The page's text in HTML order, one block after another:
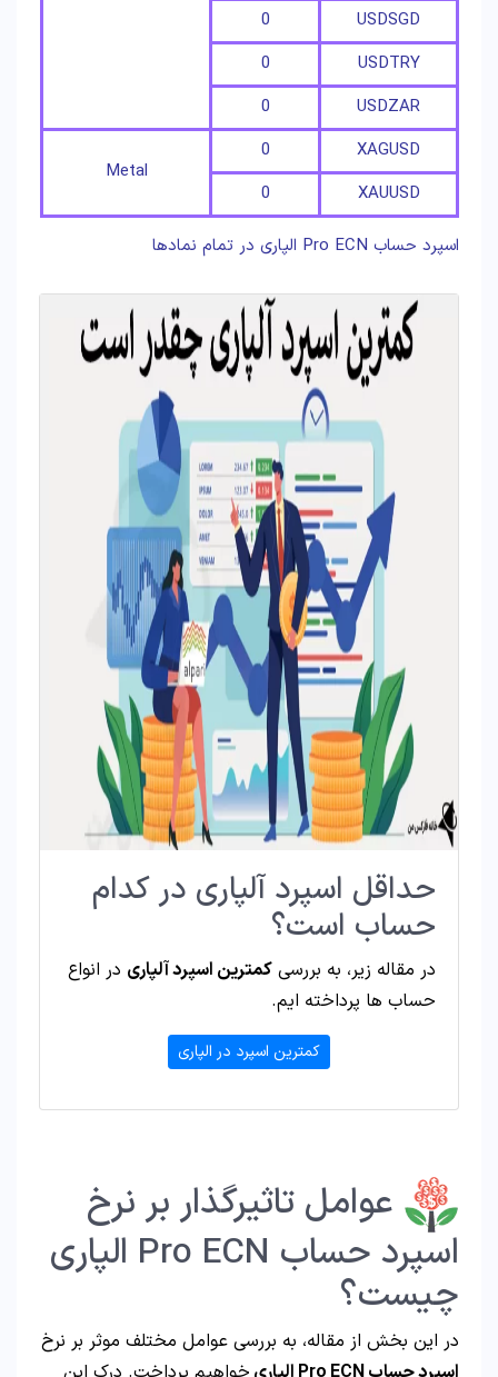
اسپرد حساب Pro ECN الپاری در تمام نمادها
USDSGD
0
USDTRY
0
USDZAR
0
XAGUSD
0
Metal
XAUUSD
0
حداقل اسپرد آلپاری در کدام
حساب است؟
در مقاله زیر، به بررسی کمترین اسپرد آلپاری در انواع
حساب ها پرداخته ایم.
کمترین اسپرد در الپاری
عوامل تاثیرگذار بر نرخ
اسپرد حساب Pro ECN الپاری
چیست؟
در این بخش از مقاله، به بررسی عوامل مختلف موثر بر نرخ